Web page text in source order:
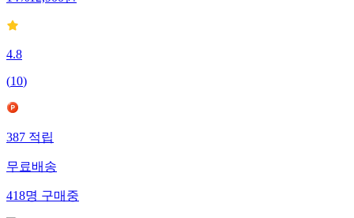
14%12,900원
4.8
(10)
387적립
무료배송
418명구매중